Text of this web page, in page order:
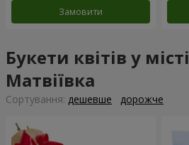
Замовити
Букети квітів у місті
Матвіївка
Сортування: дешевше дорожче